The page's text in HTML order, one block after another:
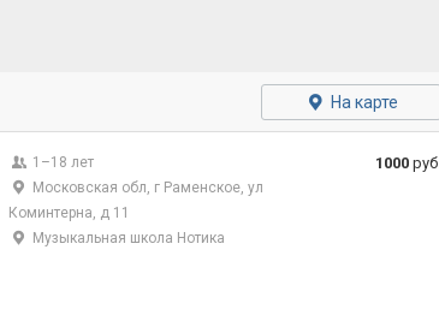
На карте
1–18 лет
Московская обл, г Раменское, ул
Коминтерна, д 11
Музыкальная школа Нотика
1000